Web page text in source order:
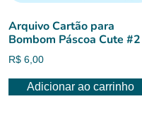
Arquivo Cartão para
Bombom Páscoa Cute #2
R$ 6,00
Adicionar ao carrinho